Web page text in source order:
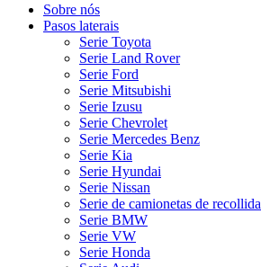
Sobre nós
Pasos laterais
Serie Toyota
Serie Land Rover
Serie Ford
Serie Mitsubishi
Serie Izusu
Serie Chevrolet
Serie Mercedes Benz
Serie Kia
Serie Hyundai
Serie Nissan
Serie de camionetas de recollida
Serie BMW
Serie VW
Serie Honda